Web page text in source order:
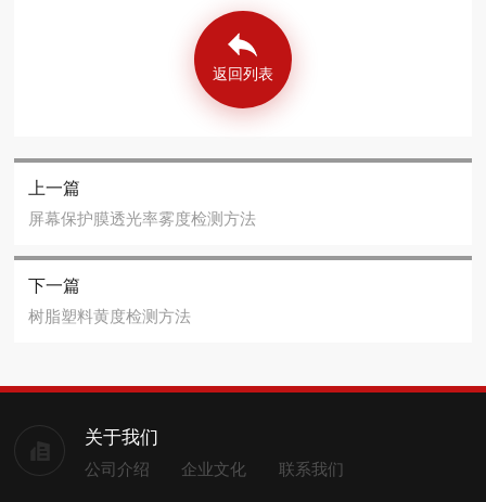
返回列表
上一篇
屏幕保护膜透光率雾度检测方法
下一篇
树脂塑料黄度检测方法
关于我们
公司介绍 企业文化 联系我们